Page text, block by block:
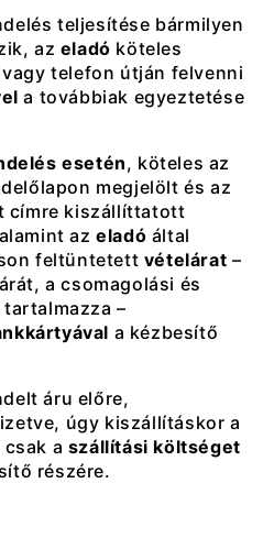
teljesítése bármilyen
az eladó köteles
telefon útján felvenni
a továbbiak egyeztetése
esetén, köteles az
megjelölt és az
címre kiszállíttatott
azeladó által
feltüntetett vételárat –
a csomagolási és
–
a kézbesítő
áru előre,
úgy kiszállításkor a
a szállítási költséget
részére.